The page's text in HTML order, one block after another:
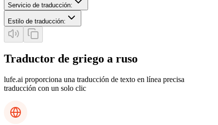
Servicio de traducción:
Estilo de traducción:
Traductor de griego a ruso
lufe.ai proporciona una traducción de texto en línea precisa
traducción con un solo clic